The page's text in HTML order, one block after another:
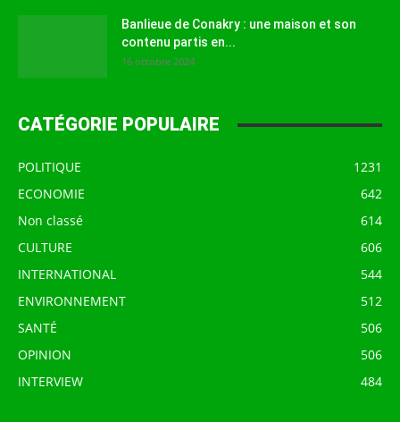
Banlieue de Conakry : une maison et son
contenu partis en...
16 octobre 2024
CATÉGORIE POPULAIRE
POLITIQUE
1231
ECONOMIE
642
Non classé
614
CULTURE
606
INTERNATIONAL
544
ENVIRONNEMENT
512
SANTÉ
506
OPINION
506
INTERVIEW
484